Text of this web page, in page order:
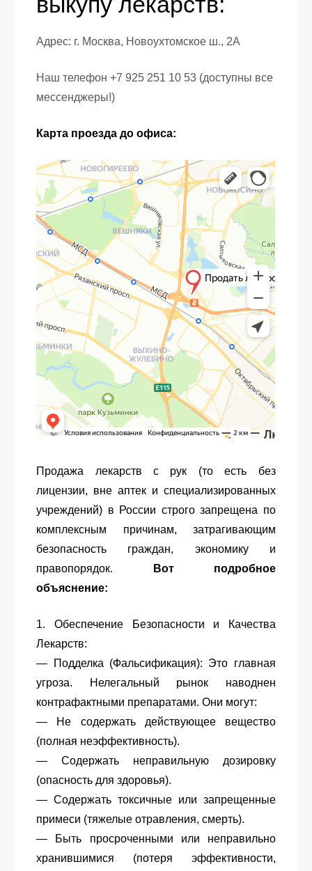
Адрес: г. Москва, Новоухтомское ш., 2А
Наш телефон +7 925 251 10 53 (доступны все
мессенджеры!)
Карта проезда до офиса:
Продажа лекарств с рук (то есть без
лицензии, вне аптек и специализированных
учреждений) в России строго запрещена по
комплексным причинам, затрагивающим
безопасность граждан, экономику и
правопорядок.
Вот подробное
объяснение:
1. Обеспечение Безопасности и Качества
Лекарств:
— Подделка (Фальсификация): Это главная
угроза. Нелегальный рынок наводнен
контрафактными препаратами. Они могут:
— Не содержать действующее вещество
(полная неэффективность).
— Содержать неправильную дозировку
(опасность для здоровья).
— Содержать токсичные или запрещенные
примеси (тяжелые отравления, смерть).
— Быть просроченными или неправильно
хранившимися (потеря эффективности,